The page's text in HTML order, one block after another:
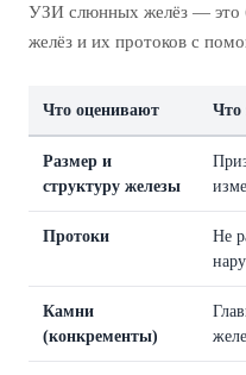
УЗИ слюнных желёз — это
желёз и их протоков с
Что оценивают Что
Размер и
структуру железы
Протоки
Не
Камни
(конкременты)